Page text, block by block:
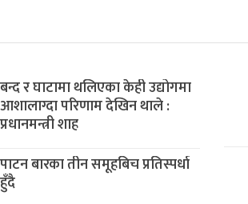
बन्द र घाटामा थलिएका केही उद्योगमा
आशालाग्दा परिणाम देखिन थाले :
प्रधानमन्त्री शाह
पाटन बारका तीन समूहबिच प्रतिस्पर्धा
हुँदै